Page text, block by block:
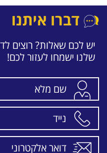
דברו איתנו
יש לכם שאלות? רוצים
שלנו ישמחו לעזור לכם!